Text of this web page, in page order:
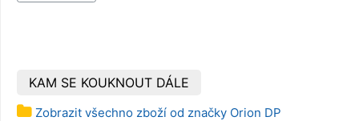
KAM SE KOUKNOUT DÁLE
Zobrazit všechno zboží od značky Orion DP